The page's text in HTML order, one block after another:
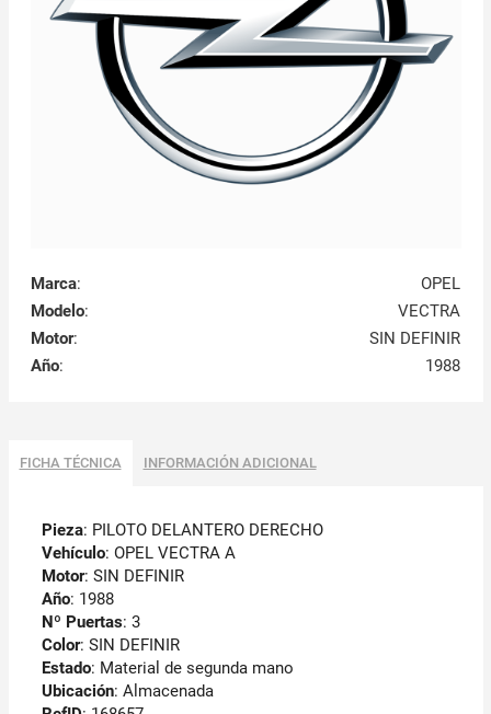
Marca:
OPEL
Modelo:
VECTRA
Motor:
SIN DEFINIR
Año: 1988
FICHA TÉCNICA INFORMACIÓN ADICIONAL
Pieza: PILOTO DELANTERO DERECHO
Vehículo: OPEL VECTRA A
Motor: SIN DEFINIR
Año: 1988
Nº Puertas: 3
Color: SIN DEFINIR
Estado: Material de segunda mano
Ubicación: Almacenada